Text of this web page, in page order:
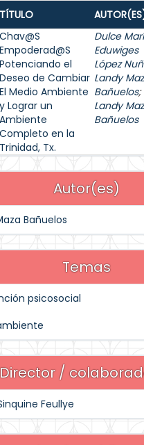
TÍTULO
Chav@S
Empoderad@S
Potenciando el
Deseo de Cambiar
El Medio Ambiente
y Lograr un
Ambiente
Completo en la
Trinidad, Tx.
Dulce
Eduwiges
López
Landy
Bañuelos;
Landy
Bañuelos
Autor(es)
Bañuelos
Temas
psicosocial
Director /
Feullye